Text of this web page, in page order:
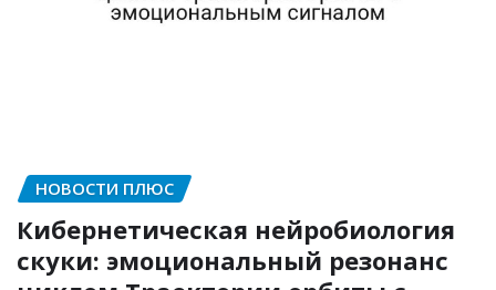
НОВОСТИ ПЛЮС
Кибернетическая нейробиология
скуки: эмоциональный резонанс